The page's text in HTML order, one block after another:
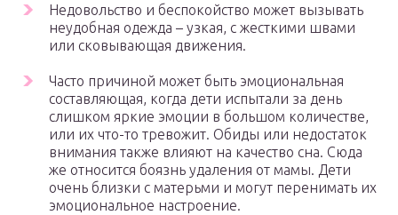
Недовольство и беспокойство может вызывать
неудобная одежда – узкая, с жесткими швами
или сковывающая движения.
Часто причиной может быть эмоциональная
составляющая, когда дети испытали за день
слишком яркие эмоции в большом количестве,
или их что-то тревожит. Обиды или недостаток
внимания также влияют на качество сна. Сюда
же относится боязнь удаления от мамы. Дети
очень близки с матерьми и могут перенимать их
эмоциональное настроение.